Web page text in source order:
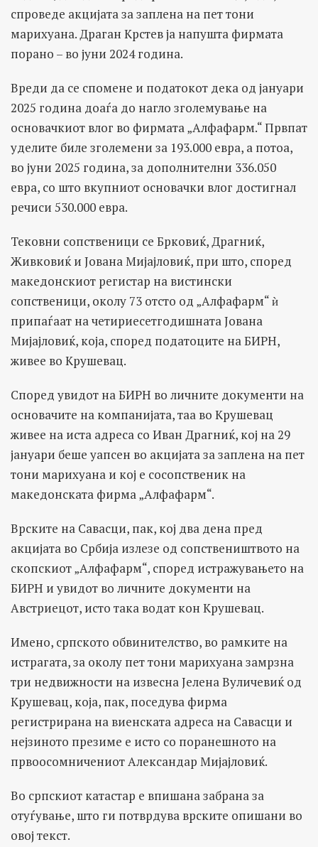
спроведе акцијата за заплена на пет тони
марихуана. Драган Крстев ја напушта фирмата
порано – во јуни 2024 година.
Вреди да се спомене и податокот дека од јануари
2025 година доаѓа до нагло зголемување на
основачкиот влог во фирмата „Алфафарм.“ Првпат
уделите биле зголемени за 193.000 евра, а потоа,
во јуни 2025 година, за дополнителни 336.050
евра, со што вкупниот основачки влог достигнал
речиси 530.000 евра.
Тековни сопственици се Брковиќ, Драгниќ,
Живковиќ и Јована Мијајловиќ, при што, според
македонскиот регистар на вистински
сопственици, околу 73 отсто од „Алфафарм“ ѝ
припаѓаат на четириесетгодишната Јована
Мијајловиќ, која, според податоците на БИРН,
живее во Крушевац.
Според увидот на БИРН во личните документи на
основачите на компанијата, таа во Крушевац
живее на иста адреса со Иван Драгниќ, кој на 29
јануари беше уапсен во акцијата за заплена на пет
тони марихуана и кој е сосопственик на
македонската фирма „Алфафарм“.
Врските на Савасци, пак, кој два дена пред
акцијата во Србија излезе од сопствеништвото на
скопскиот „Алфафарм“, според истражувањето на
БИРН и увидот во личните документи на
Австриецот, исто така водат кон Крушевац.
Имено, српското обвинителство, во рамките на
истрагата, за околу пет тони марихуана замрзна
три недвижности на извесна Јелена Вуличевиќ од
Крушевац, која, пак, поседува фирма
регистрирана на виенската адреса на Савасци и
нејзиното презиме е исто со поранешното на
првоосомничениот Александар Мијајловиќ.
Во српскиот катастар е впишана забрана за
отуѓување, што ги потврдува врските опишани во
овој текст.